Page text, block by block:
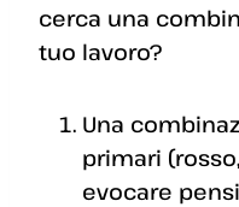
cerca una
tuo lavoro?
Una
primari
evocare